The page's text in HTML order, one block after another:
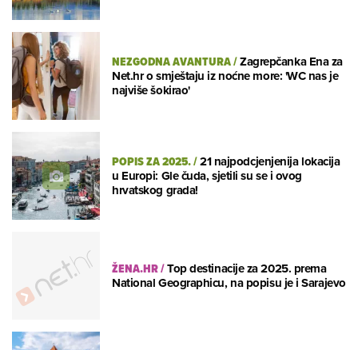
NEZGODNA AVANTURA/Zagrepčanka Ena za
Net.hr o smještaju iz noćne more: 'WC nas je
najviše šokirao'
POPIS ZA 2025./21 najpodcjenjenija lokacija
u Europi: Gle čuda, sjetili su se i ovog
hrvatskog grada!
ŽENA.HR/Top destinacije za 2025. prema
National Geographicu, na popisu je i Sarajevo